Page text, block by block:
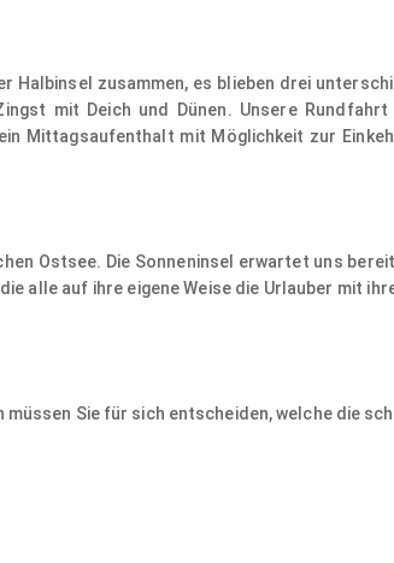
zusammen, es blieben drei
mit Deich und Dünen. Unsere
Mittagsaufenthalt mit Möglichkeit zur
Ostsee. Die Sonneninsel erwartet uns
alle auf ihre eigene Weise die Urlauber mit
Sie für sich entscheiden, welche die